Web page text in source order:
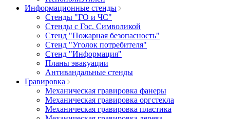
Информационные стенды
Стенды "ГО и ЧС"
Стенды с Гос. Символикой
Стенд "Пожарная безопасность"
Стенд "Уголок потребителя"
Стенд "Информация"
Планы эвакуации
Антивандальные стенды
Гравировка
Механическая гравировка фанеры
Механическая гравировка оргстекла
Механическая гравировка пластика